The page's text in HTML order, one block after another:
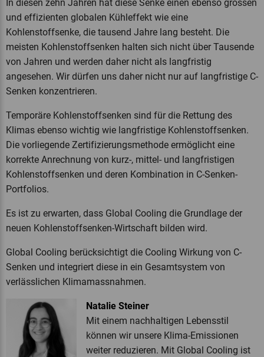
In diesen zehn Jahren hat diese Senke einen ebenso grossen
und effizienten globalen Kühleffekt wie eine
Kohlenstoffsenke, die tausend Jahre lang besteht. Die
meisten Kohlenstoffsenken halten sich nicht über Tausende
von Jahren und werden daher nicht als langfristig
angesehen. Wir dürfen uns daher nicht nur auf langfristige C-
Senken konzentrieren.
Temporäre Kohlenstoffsenken sind für die Rettung des
Klimas ebenso wichtig wie langfristige Kohlenstoffsenken.
Die vorliegende Zertifizierungsmethode ermöglicht eine
korrekte Anrechnung von kurz-, mittel- und langfristigen
Kohlenstoffsenken und deren Kombination in C-Senken-
Portfolios.
Es ist zu erwarten, dass Global Cooling die Grundlage der
neuen Kohlenstoffsenken-Wirtschaft bilden wird.
Global Cooling berücksichtigt die Cooling Wirkung von C-
Senken und integriert diese in ein Gesamtsystem von
verlässlichen Klimamassnahmen.
Natalie Steiner
Mit einem nachhaltigen Lebensstil
können wir unsere Klima-Emissionen
weiter reduzieren. Mit Global Cooling ist